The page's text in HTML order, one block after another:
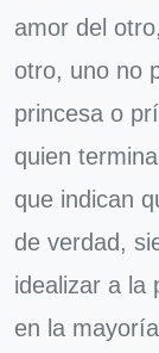
amor del
otro, uno no
princesa o
quien
que indican
de verdad,
idealizar a la
en la